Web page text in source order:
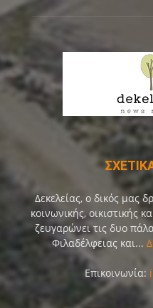
Δεκελείας, ο δικός μας
κοινωνικής, οικιστικής
ζευγαρώνει τις δυο
Φιλαδέλφειας και...
Επικοινωνία: